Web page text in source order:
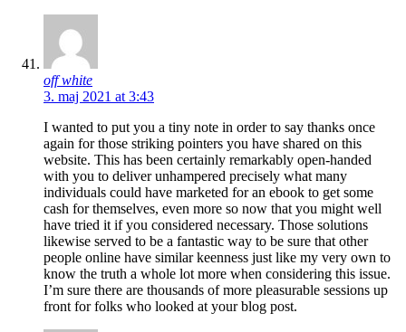
off white
3. maj 2021 at 3:43
I wanted to put you a tiny note in order to say thanks once
again for those striking pointers you have shared on this
website. This has been certainly remarkably open-handed
with you to deliver unhampered precisely what many
individuals could have marketed for an ebook to get some
cash for themselves, even more so now that you might well
have tried it if you considered necessary. Those solutions
likewise served to be a fantastic way to be sure that other
people online have similar keenness just like my very own to
know the truth a whole lot more when considering this issue.
I’m sure there are thousands of more pleasurable sessions up
front for folks who looked at your blog post.